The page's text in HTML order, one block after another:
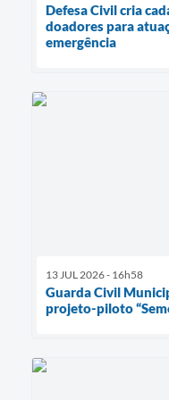
Defesa Civil cria
doadores para
emergência
13 JUL 2026 - 16h58
Guarda Civil
projeto-piloto